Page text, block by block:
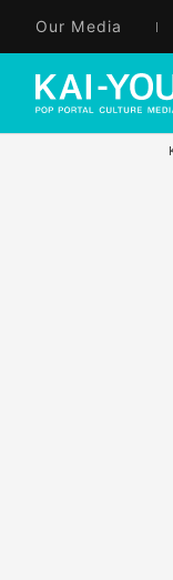
Our Media